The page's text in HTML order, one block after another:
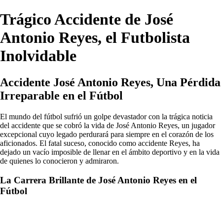
Trágico Accidente de José
Antonio Reyes, el Futbolista
Inolvidable
Accidente José Antonio Reyes, Una Pérdida
Irreparable en el Fútbol
El mundo del fútbol sufrió un golpe devastador con la trágica noticia
del accidente que se cobró la vida de José Antonio Reyes, un jugador
excepcional cuyo legado perdurará para siempre en el corazón de los
aficionados. El fatal suceso, conocido como accidente Reyes, ha
dejado un vacío imposible de llenar en el ámbito deportivo y en la vida
de quienes lo conocieron y admiraron.
La Carrera Brillante de José Antonio Reyes en el
Fútbol